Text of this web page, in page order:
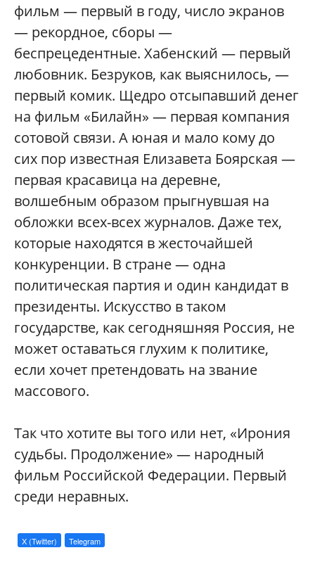
фильм — первый в году, число экранов
— рекордное, сборы —
беспрецедентные. Хабенский — первый
любовник. Безруков, как выяснилось, —
первый комик. Щедро отсыпавший денег
на фильм «Билайн» — первая компания
сотовой связи. А юная и мало кому до
сих пор известная Елизавета Боярская —
первая красавица на деревне,
волшебным образом прыгнувшая на
обложки всех-всех журналов. Даже тех,
которые находятся в жесточайшей
конкуренции. В стране — одна
политическая партия и один кандидат в
президенты. Искусство в таком
государстве, как сегодняшняя Россия, не
может оставаться глухим к политике,
если хочет претендовать на звание
массового.
Так что хотите вы того или нет, «Ирония
судьбы. Продолжение» — народный
фильм Российской Федерации. Первый
среди неравных.
X (Twitter) Telegram